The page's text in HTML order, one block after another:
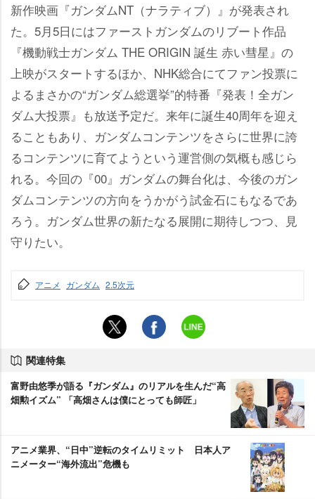
新作映画『ガンダムNT（ナラティブ）』が発表され
た。5月5日にはファーストガンダムのリブート作品
『機動戦士ガンダム THE ORIGIN 誕生 赤い彗星』の
上映がスタートするほか、NHK総合にてファン投票に
よるまさかの“ガンダム総選挙”的特番『発表！全ガン
ダム大投票』も放送予定だ。来年に誕生40周年を迎え
ることもあり、ガンダムコンテンツをさらに世界に誇
るコンテンツに育てようという運営側の気概も感じら
れる。今回の『00』ガンダムの舞台化は、今後のガン
ダムコンテンツの方向をうかがう試金石にもなるであ
ろう。ガンダム世界の新たなる展開に期待しつつ、見
守りたい。
アニメ ガンダム 2.5次元
関連特集
富野由悠季が語る『ガンダム』のリアルを生んだ“高
畑勲イズム” 「高畑さんは僕にとっても師匠」
アニメ業界、“日中”逆転のタイムリミット 日本人ア
ニメーター“海外流出”危機も